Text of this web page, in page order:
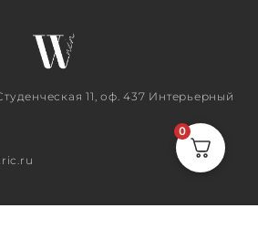
11, оф. 437 Интерьерный
0